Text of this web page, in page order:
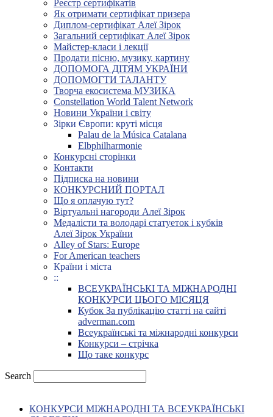
Реєстр сертифікатів
Як отримати сертифікат призера
Диплом-сертифікат Алеї Зірок
Загальний сертифікат Алеї Зірок
Майстер-класи і лекції
Продати пісню, музику, картину
ДОПОМОГА ДІТЯМ УКРАЇНИ
ДОПОМОГТИ ТАЛАНТУ
Творча екосистема МУЗИКА
Constellation World Talent Network
Новини України і світу
Зірки Європи: круті місця
Palau de la Música Catalana
Elbphilharmonie
Конкурсні сторінки
Контакти
Підписка на новини
КОНКУРСНИЙ ПОРТАЛ
Що я оплачую тут?
Віртуальні нагороди Алеї Зірок
Медалісти та володарі статуеток і кубків
Алеї Зірок України
Alley of Stars: Europe
For American teachers
Країни і міста
::
ВСЕУКРАЇНСЬКІ ТА МІЖНАРОДНІ
КОНКУРСИ ЦЬОГО МІСЯЦЯ
Кубок За публікацію статті на сайті
adverman.com
Всеукраїнські та міжнародні конкурси
Конкурси – стрічка
Що таке конкурс
Search
КОНКУРСИ МІЖНАРОДНІ ТА ВСЕУКРАЇНСЬКІ